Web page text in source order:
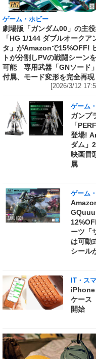
ゲーム・ホビー
劇場版「ガンダム00」の主
「HG 1/144 ダブルオークア
タ」がAmazonで15%OFF!
トが分割しPVの戦闘シーン
可能 専用武器「GNソード
付属、モード変形を完全再現
[2026/3/12
ゲーム
ガンプ
「
登場!
ダム」
映画冒
属
ゲーム
ーツ「
は可動
シール
IT・ス
iPhone
ケース
開始